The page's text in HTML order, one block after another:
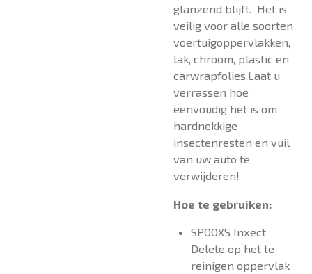
glanzend blijft. Het is
veilig voor alle soorten
voertuigoppervlakken,
lak, chroom, plastic en
carwrapfolies.Laat u
verrassen hoe
eenvoudig het is om
hardnekkige
insectenresten en vuil
van uw auto te
verwijderen!
Hoe te gebruiken:
SPOOXS Inxect
Delete op het te
reinigen oppervlak